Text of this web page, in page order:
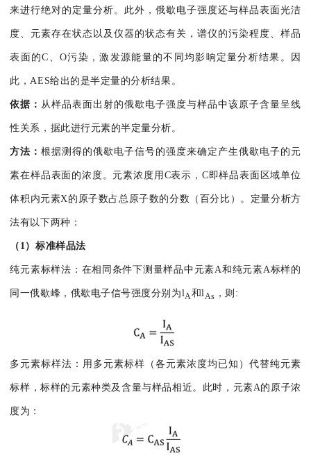
来进行绝对的定量分析。此外，俄歇电子强度还与样品表面光洁
度、元素存在状态以及仪器的状态有关，谱仪的污染程度、样品
表面的C、O污染，激发源能量的不同均影响定量分析结果。因
此，AES给出的是半定量的分析结果。
依据： 从样品表面出射的俄歇电子强度与样品中该原子含量呈线
性关系，据此进行元素的半定量分析。
方法：根据测得的俄歇电子信号的强度来确定产生俄歇电子的元
素在样品表面的浓度。元素浓度用C表示，C即样品表面区域单位
体积内元素X的原子数占总原子数的分数（百分比）。定量分析方
法有以下两种：
（1）标准样品法
纯元素标样法：在相同条件下测量样品中元素A和纯元素A标样的
同一俄歇峰，俄歇电子信号强度分别为lA和lAs ，则:
多元素标样法：用多元素标样（各元素浓度均已知）代替纯元素
标样，标样的元素种类及含量与样品相近。此时，元素A的原子浓
度为：